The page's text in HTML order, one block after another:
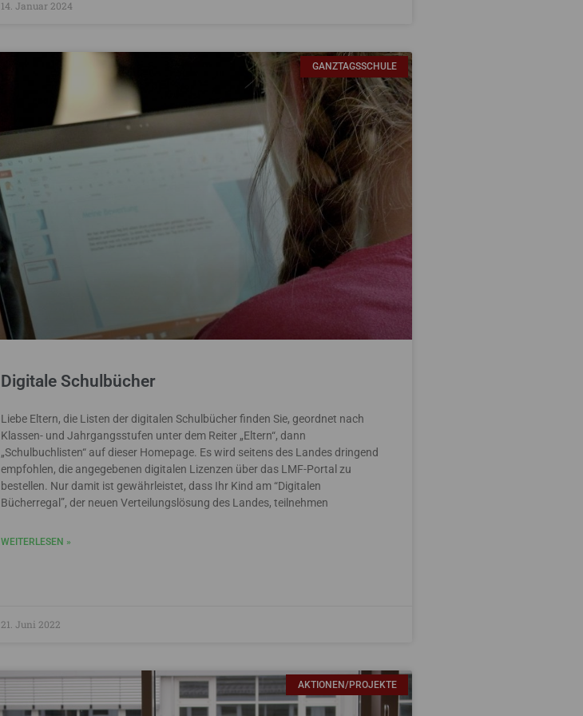
14. Januar 2024
GANZTAGSSCHULE
Digitale Schulbücher
Liebe Eltern, die Listen der digitalen Schulbücher finden Sie, geordnet nach
Klassen- und Jahrgangsstufen unter dem Reiter „Eltern“, dann
„Schulbuchlisten“ auf dieser Homepage. Es wird seitens des Landes dringend
empfohlen, die angegebenen digitalen Lizenzen über das LMF-Portal zu
bestellen. Nur damit ist gewährleistet, dass Ihr Kind am “Digitalen
Bücherregal”, der neuen Verteilungslösung des Landes, teilnehmen
WEITERLESEN »
21. Juni 2022
AKTIONEN/PROJEKTE